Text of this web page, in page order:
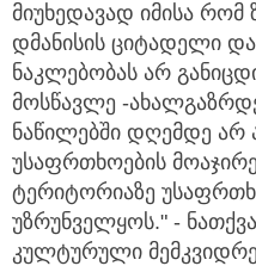
მიუხედავად იმისა
დმანისის ციტადელი
ნაკლებობას არ
მოსწავლე -
ნაწილებში დღემდე არ
უსაფრთხოების
ტერიტორიაზე
უზრუნველყოს." -
კულტურული